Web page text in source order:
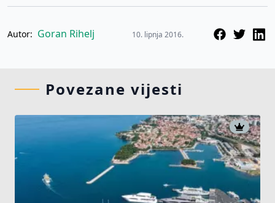
Autor: Goran Rihelj 10. lipnja 2016.
Povezane vijesti